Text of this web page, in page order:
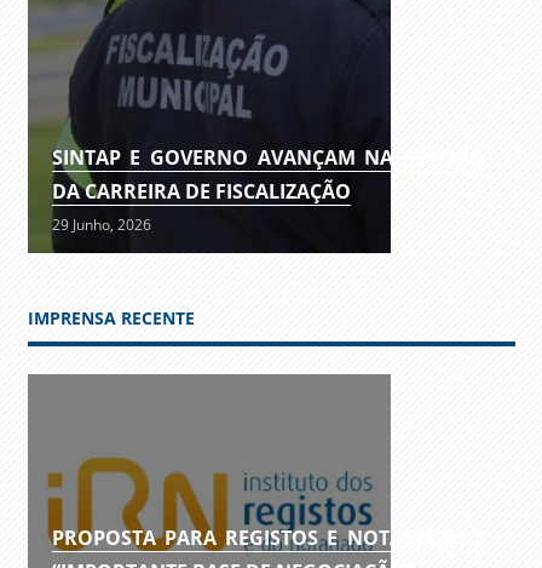
SINTAP E GOVERNO AVANÇAM NA REVISÃO
DA CARREIRA DE FISCALIZAÇÃO
29 Junho, 2026
IMPRENSA RECENTE
PROPOSTA PARA REGISTOS E NOTARIADO É